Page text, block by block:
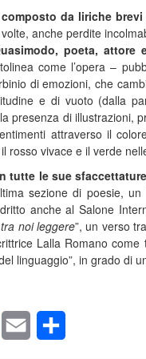
composto da liriche
anche perdite
poeta,
come l’opera –
di emozioni, che
e di vuoto (dalla
presenza di illustrazioni,
attraverso il
rosso vivace e il verde
tutte le sue
sezione di poesie,
anche al Salone
noi leggere”, un verso
Lalla Romano
linguaggio”, in grado di
LinkedInEmail